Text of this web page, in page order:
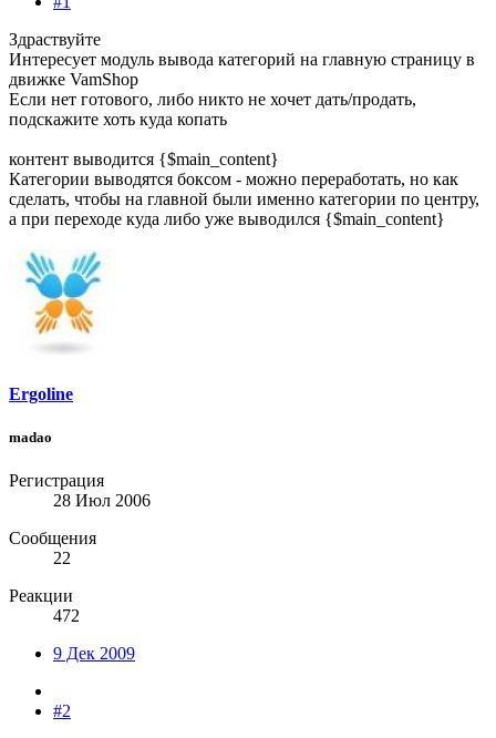
Здраствуйте
Интересует модуль вывода категорий на главную страницу в
движке VamShop
Если нет готового, либо никто не хочет дать/продать,
подскажите хоть куда копать
контент выводится {$main_content}
Категории выводятся боксом - можно переработать, но как
сделать, чтобы на главной были именно категории по центру,
а при переходе куда либо уже выводился {$main_content}
Ergoline
madao
Регистрация
28 Июл 2006
Сообщения
22
Реакции
472
9 Дек 2009
#2